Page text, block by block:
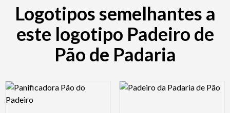
Logotipos semelhantes a
este logotipo Padeiro de
Pão de Padaria
Logo Preview Image Logo Preview Image